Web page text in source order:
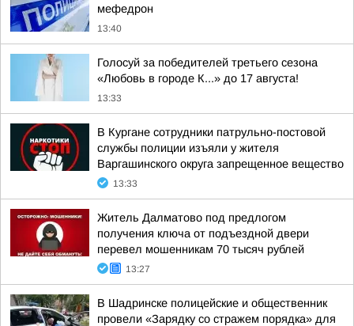
мефедрон
13:40
Голосуй за победителей третьего сезона
«Любовь в городе К...» до 17 августа!
13:33
В Кургане сотрудники патрульно-постовой
службы полиции изъяли у жителя
Варгашинского округа запрещенное вещество
13:33
Житель Далматово под предлогом
получения ключа от подъездной двери
перевел мошенникам 70 тысяч рублей
13:27
В Шадринске полицейские и общественник
провели «Зарядку со стражем порядка» для